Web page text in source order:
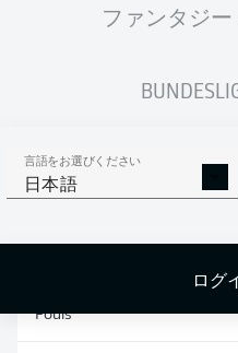
ファンタジ
言語をお選びください
日本語
ログ
統計 シー
TACKLES WON
Fouls